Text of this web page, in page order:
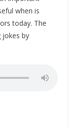
when is
today. The
jokes by